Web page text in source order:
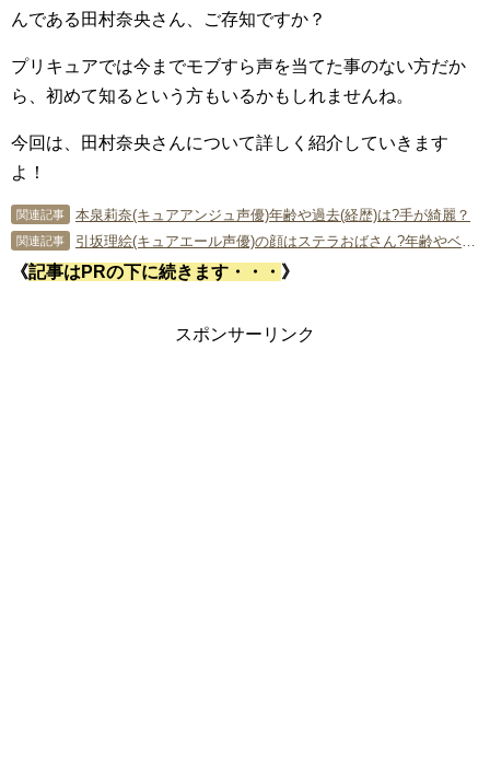
んである田村奈央さん、ご存知ですか？
プリキュアでは今までモブすら声を当てた事のない方だか
ら、初めて知るという方もいるかもしれませんね。
今回は、田村奈央さんについて詳しく紹介していきます
よ！
関連記事 本泉莉奈(キュアアンジュ声優)年齢や過去(経歴)は?手が綺麗？
関連記事 引坂理絵(キュアエール声優)の顔はステラおばさん?年齢やベーコン役とは?
《記事はPRの下に続きます・・・ 》
スポンサーリンク